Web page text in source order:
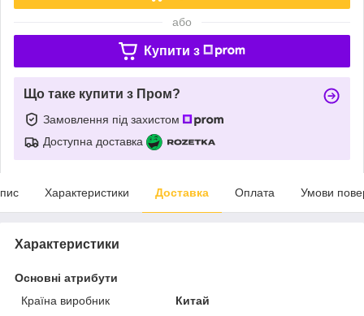
або
Купити з
Що таке купити з Пром?
Замовлення під захистом
Доступна доставка
Характеристики Доставка Оплата Умови
Характеристики
Основні атрибути
Країна виробник
Китай